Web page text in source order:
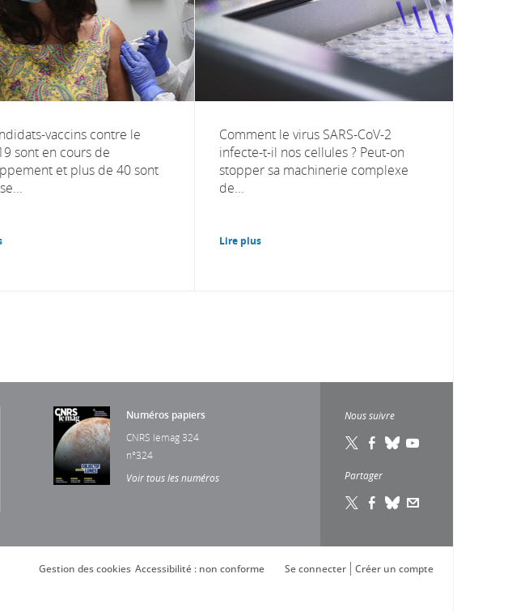
vaccins contre le
sont en cours de
et plus de 40 sont
Comment le virus SARS-CoV-2
infecte-t-il nos cellules ? Peut-on
stopper sa machinerie complexe
de...
Lire plus
Numéros papiers
CNRS lemag 324
n°324
Voir tous les numéros
Nous suivre
Partager
Créer un compte
Se connecter
Accessibilité : non conforme
Gestion des cookies
la conformité avec les réglementations. Personnalisez vos préférences pour